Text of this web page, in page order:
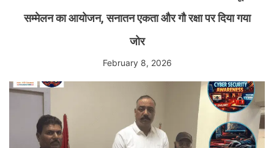
सम्मेलन का आयोजन, सनातन एकता और गौ रक्षा पर दिया गया
जोर
February 8, 2026